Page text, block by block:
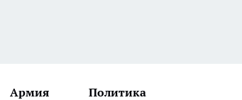
Армия Политика